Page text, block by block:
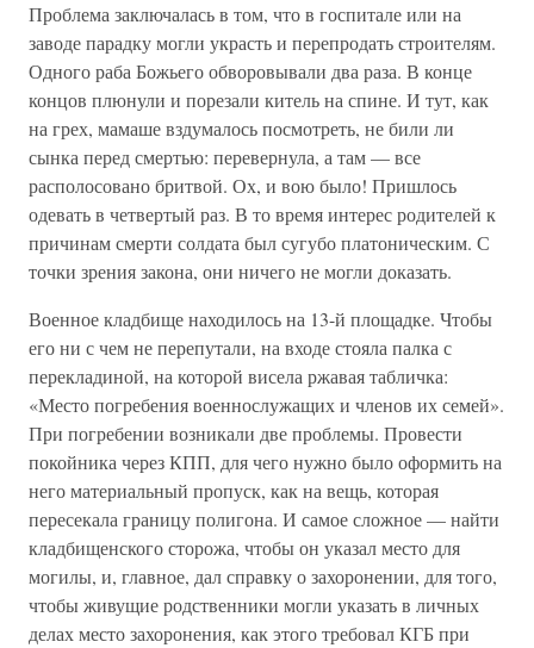
Проблема заключалась в том, что в госпитале или на
заводе парадку могли украсть и перепродать строителям.
Одного раба Божьего обворовывали два раза. В конце
концов плюнули и порезали китель на спине. И тут, как
на грех, мамаше вздумалось посмотреть, не били ли
сынка перед смертью: перевернула, а там — все
располосовано бритвой. Ох, и вою было! Пришлось
одевать в четвертый раз. В то время интерес родителей к
причинам смерти солдата был сугубо платоническим. С
точки зрения закона, они ничего не могли доказать.
Военное кладбище находилось на 13-й площадке. Чтобы
его ни с чем не перепутали, на входе стояла палка с
перекладиной, на которой висела ржавая табличка:
«Место погребения военнослужащих и членов их семей».
При погребении возникали две проблемы. Провести
покойника через КПП, для чего нужно было оформить на
него материальный пропуск, как на вещь, которая
пересекала границу полигона. И самое сложное — найти
кладбищенского сторожа, чтобы он указал место для
могилы, и, главное, дал справку о захоронении, для того,
чтобы живущие родственники могли указать в личных
делах место захоронения, как этого требовал КГБ при